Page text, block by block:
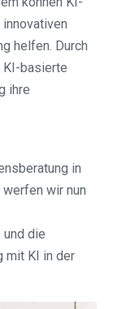
helfen. Durch
KI-basierte
ihre
in
wir nun
die
mit KI in der